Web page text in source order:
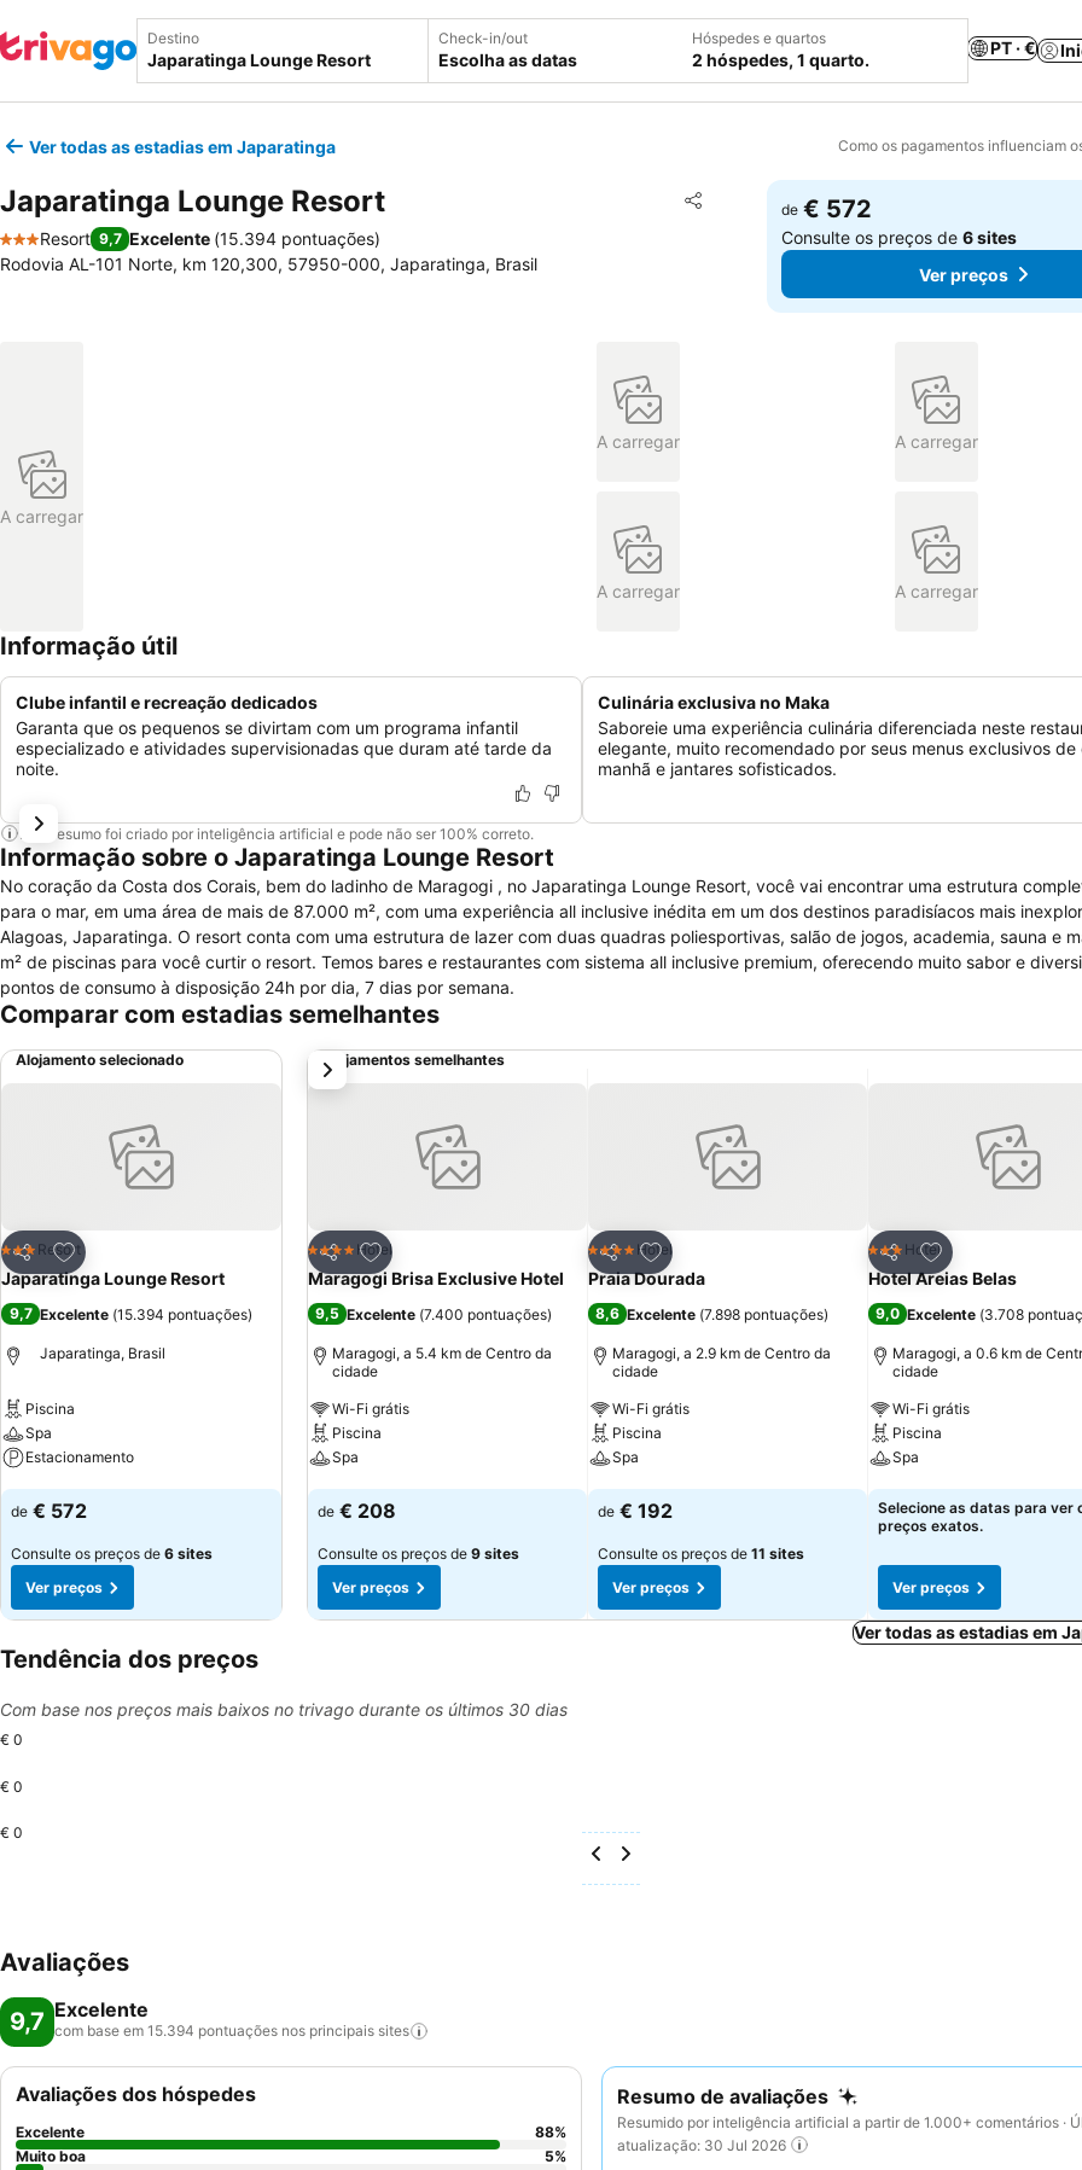
Destino Check-in/out
Escolha as datas
Hóspedes e quartos
2 hóspedes, 1 quarto.
PT · €
Ver todas as estadias em Japaratinga Como os pagamentos influenciam
Japaratinga Lounge Resort Partilhar
Adicionar aos favoritos
3 Estrelas
Resort 9,7 Excelente (15.394 pontuações)
Rodovia AL-101 Norte, km 120,300, 57950-000, Japaratinga, Brasil
de € 572
Consulte os preços de6 sites
Ver preços
A carregar
A carregar A carregar
A carregar A carregar
Informação útil
Clube infantil e recreação dedicados
Garanta que os pequenos se divirtam com um programa infantil
especializado e atividades supervisionadas que duram até tarde da
noite.
Culinária exclusiva no Maka
Saboreie uma experiência culinária diferenciada neste
elegante, muito recomendado por seus menus exclusivos de
manhã e jantares sofisticados.
Este resumo foi criado por inteligência artificial e pode não ser 100% correto.
Informação sobre o Japaratinga Lounge Resort
No coração da Costa dos Corais, bem do ladinho de Maragogi , no Japaratinga Lounge Resort, você vai encontrar uma estrutura
para o mar, em uma área de mais de 87.000 m², com uma experiência all inclusive inédita em um dos destinos paradisíacos mais
Alagoas, Japaratinga. O resort conta com uma estrutura de lazer com duas quadras poliesportivas, salão de jogos, academia, sauna e mais de 2.500
m² de piscinas para você curtir o resort. Temos bares e restaurantes com sistema all inclusive premium, oferecendo muito sabor e
pontos de consumo à disposição 24h por dia, 7 dias por semana.
Comparar com estadias semelhantes
Alojamento selecionado
Partilhar
Adicionar aos favoritos
3 Estrelas
Resort
Japaratinga Lounge Resort
9,7 Excelente (15.394 pontuações)
Japaratinga, Brasil
Piscina
Spa
Estacionamento
Ver preços
de € 572
Consulte os preços de 6 sites
Ver preços
Alojamentos semelhantes
Partilhar
Adicionar aos favoritos
4 EstrelasHotel
Maragogi Brisa Exclusive Hotel
9,5 Excelente (7.400 pontuações)
Maragogi, a 5.4 km de Centro da
cidade
Wi-Fi grátis
Piscina
Spa
Ver preços
de € 208
Consulte os preços de 9 sites
Ver preços
Partilhar
Adicionar aos favoritos
4 EstrelasHotel
Praia Dourada
8,6 Excelente (7.898 pontuações)
Maragogi, a 2.9 km de Centro da
cidade
Wi-Fi grátis
Piscina
Spa
Ver preços
de € 192
Consulte os preços de 11 sites
Ver preços
Partilhar
Adicionar aos
3 Estrelas
Hotel
Hotel Areias Belas
9,0 Excelente (3.708
Maragogi, a 0.6 km de
cidade
Wi-Fi grátis
Piscina
Spa
Ver preços
Selecione as datas para ver
preços exatos.
Ver preços
próximo
Ver todas as estadias em
Tendência dos preços
Com base nos preços mais baixos no trivago durante os últimos 30 dias
€ 0
€ 0
€ 0
Avaliações
9,7 Excelente
com base em 15.394 pontuações nos principais sites
Resumo de avaliações
Resumido por inteligência artificial a partir de 1.000+ comentários ·
atualização: 30 Jul 2026
Avaliações dos hóspedes
Excelente 88%
Muito boa
5%